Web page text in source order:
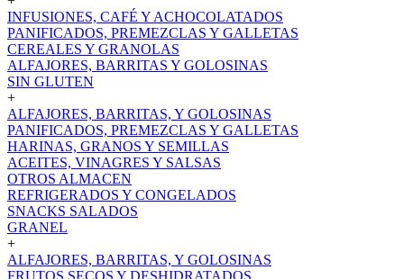
INFUSIONES, CAFÉ Y ACHOCOLATADOS
PANIFICADOS, PREMEZCLAS Y GALLETAS
CEREALES Y GRANOLAS
ALFAJORES, BARRITAS Y GOLOSINAS
SIN GLUTEN
+
ALFAJORES, BARRITAS, Y GOLOSINAS
PANIFICADOS, PREMEZCLAS Y GALLETAS
HARINAS, GRANOS Y SEMILLAS
ACEITES, VINAGRES Y SALSAS
OTROS ALMACEN
REFRIGERADOS Y CONGELADOS
SNACKS SALADOS
GRANEL
+
ALFAJORES, BARRITAS, Y GOLOSINAS
FRUTOS SECOS Y DESHIDRATADOS